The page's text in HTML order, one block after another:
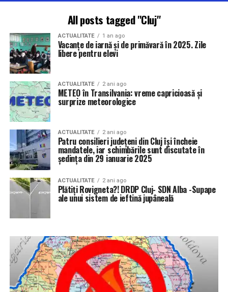
All posts tagged "Cluj"
ACTUALITATE 1 an ago
Vacanțe de iarnă și de primăvară în 2025. Zile
libere pentru elevi
ACTUALITATE 2 ani ago
METEO în Transilvania: vreme capricioasă și
surprize meteorologice
ACTUALITATE 2 ani ago
Patru consilieri județeni din Cluj își încheie
mandatele, iar schimbările sunt discutate în
ședința din 29 ianuarie 2025
ACTUALITATE 2 ani ago
Plătiți Rovigneta?! DRDP Cluj- SDN Alba -Supape
ale unui sistem de ieftină jupâneală